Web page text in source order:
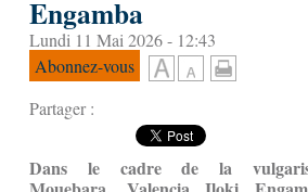
Engamba
Lundi 11 Mai 2026 - 12:43
Abonnez-vous
Partager :
Dans le cadre de la